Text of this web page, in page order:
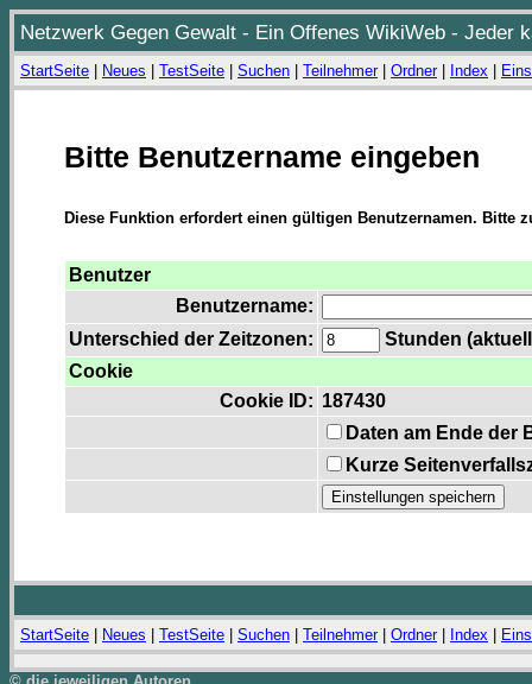
Netzwerk Gegen Gewalt - Ein Offenes WikiWeb - Jeder
StartSeite Neues TestSeite Suchen Teilnehmer| Ordner| Index
Bitte Benutzername eingeben
Diese Funktion erfordert einen gültigen Benutzernamen. Bitte
Benutzer
Benutzername:
Unterschied der Zeitzonen:
Stunden
Cookie
Cookie ID: 187430
Daten am Ende der
Kurze
StartSeite Neues TestSeite Suchen Teilnehmer| Ordner| Index